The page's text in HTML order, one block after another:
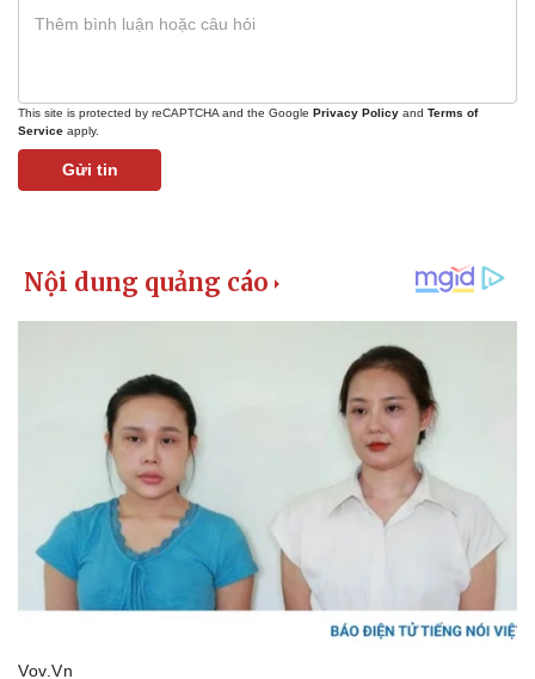
This site is protected by reCAPTCHA and the Google Privacy Policy and Terms of
Service apply.
Gửi tin